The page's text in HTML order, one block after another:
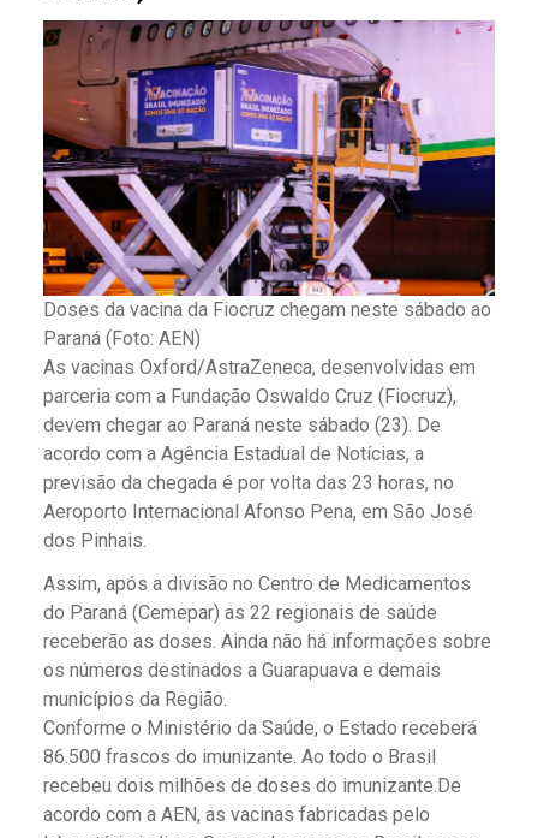
Doses da vacina da Fiocruz chegam neste sábado ao
Paraná (Foto: AEN)
As vacinas Oxford/AstraZeneca, desenvolvidas em
parceria com a Fundação Oswaldo Cruz (Fiocruz),
devem chegar ao Paraná neste sábado (23). De
acordo com a Agência Estadual de Notícias, a
previsão da chegada é por volta das 23 horas, no
Aeroporto Internacional Afonso Pena, em São José
dos Pinhais.
Assim, após a divisão no Centro de Medicamentos
do Paraná (Cemepar) as 22 regionais de saúde
receberão as doses. Ainda não há informações sobre
os números destinados a Guarapuava e demais
municípios da Região.
Conforme o Ministério da Saúde, o Estado receberá
86.500 frascos do imunizante. Ao todo o Brasil
recebeu dois milhões de doses do imunizante.De
acordo com a AEN, as vacinas fabricadas pelo